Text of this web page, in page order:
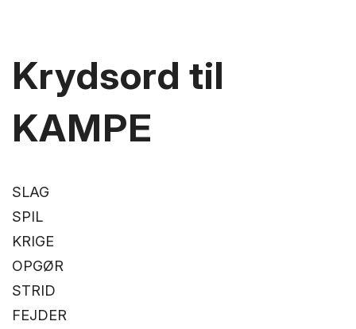
Krydsord til
KAMPE
SLAG
SPIL
KRIGE
OPGØR
STRID
FEJDER